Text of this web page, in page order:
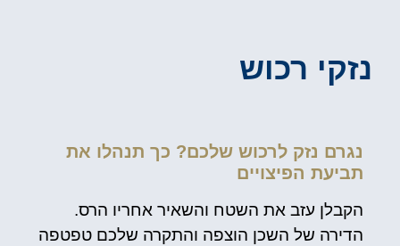
נזקי רכוש
נגרם נזק לרכוש שלכם? כך תנהלו את
תביעת הפיצויים
הקבלן עזב את השטח והשאיר אחריו הרס.
הדירה של השכן הוצפה והתקרה שלכם טפטפה